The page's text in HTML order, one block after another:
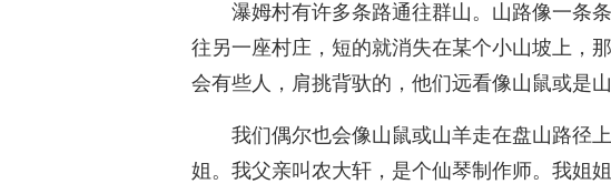
瀑姆村有许多条路通往群山。山路像一条
往另一座村庄，短的就消失在某个小山坡上，
会有些人，肩挑背驮的，他们远看像山鼠或是
我们偶尔也会像山鼠或山羊走在盘山路径
姐。我父亲叫农大轩，是个仙琴制作师。我姐